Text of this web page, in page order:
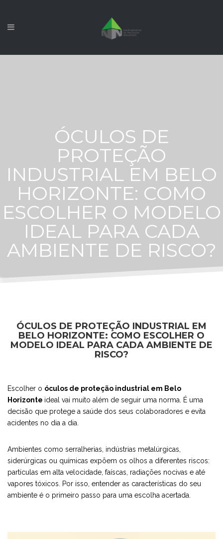
ÓCULOS DE
PROTEÇÃO
INDUSTRIAL EM BELO
HORIZONTE: COMO
ESCOLHER O MODELO
IDEAL PARA CADA
AMBIENTE DE RISCO?
ÓCULOS DE PROTEÇÃO INDUSTRIAL EM
BELO HORIZONTE: COMO ESCOLHER O
MODELO IDEAL PARA CADA AMBIENTE DE
RISCO?
Escolher o óculos de proteção industrial em Belo
Horizonte ideal vai muito além de seguir uma norma. É uma
decisão que protege a saúde dos seus colaboradores e evita
acidentes no dia a dia.
Ambientes como serralherias, indústrias metalúrgicas,
siderúrgicas ou químicas expõem os olhos a diferentes riscos:
partículas em alta velocidade, faíscas, radiações nocivas e até
vapores tóxicos. Por isso, entender as características do seu
ambiente é o primeiro passo para uma escolha acertada.